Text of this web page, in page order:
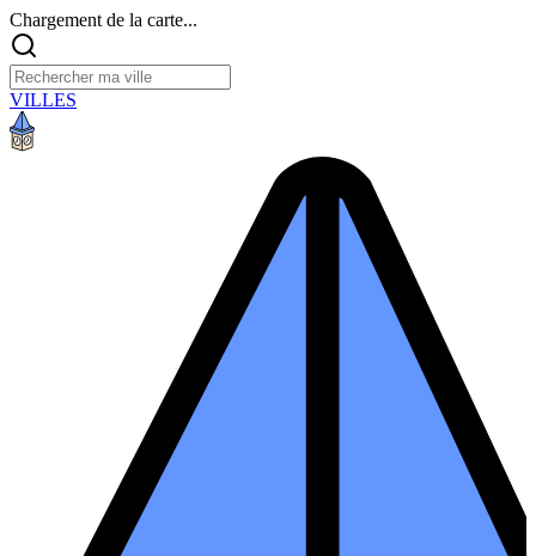
Chargement de la carte...
VILLES